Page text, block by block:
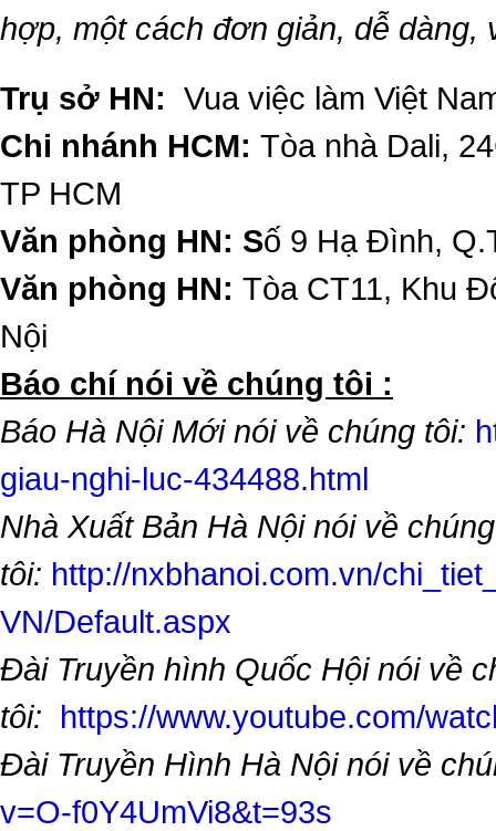
hợp, một cách đơn giản, dễ dàng,
Trụ sở HN: Vua việc làm Việt
Chi nhánh HCM: Tòa nhà Dali,
TP HCM
Văn phòng HN: Số 9 Hạ Đình,
Văn phòng HN: Tòa CT11, Khu
Nội
​Báo chí nói về chúng tôi :
Báo Hà Nội Mới nói về chúng tôi:
giau-nghi-luc-434488.html
Nhà Xuất Bản Hà Nội nói về chúng
tôi: http://nxbhanoi.com.vn/
VN/Default.aspx
Đài Truyền hình Quốc Hội nói về
tôi: https://www.youtube.com/
Đài Truyền Hình Hà Nội nói về
v=O-f0Y4UmVi8&t=93s